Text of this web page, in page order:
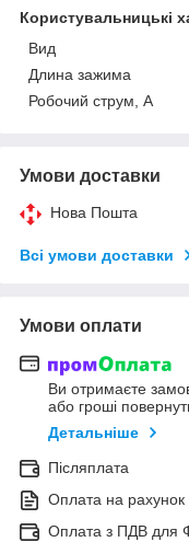
Користувальницькі
Вид
Длина зажима
Робочий струм, А
Умови доставки
Нова Пошта
Всі умови доставки
Умови оплати
Ви отримаєте
або гроші
Детальніше
Післяплата
Оплата на рахунок
Оплата з ПДВ для